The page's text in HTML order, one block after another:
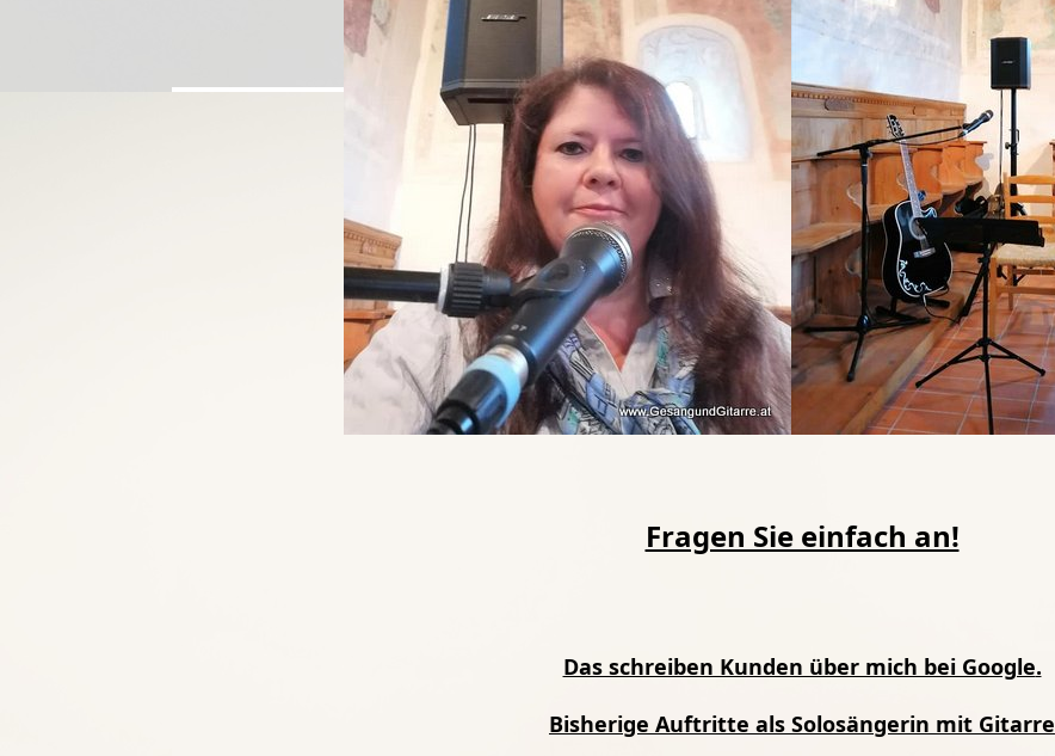
Fragen Sie einfach an!
Das schreiben Kunden über mich bei Google.
Bisherige Auftritte als Solosängerin mit Gitarre